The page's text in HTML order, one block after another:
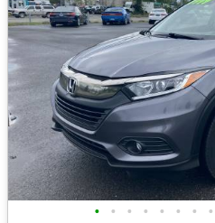
• • • • • • • •